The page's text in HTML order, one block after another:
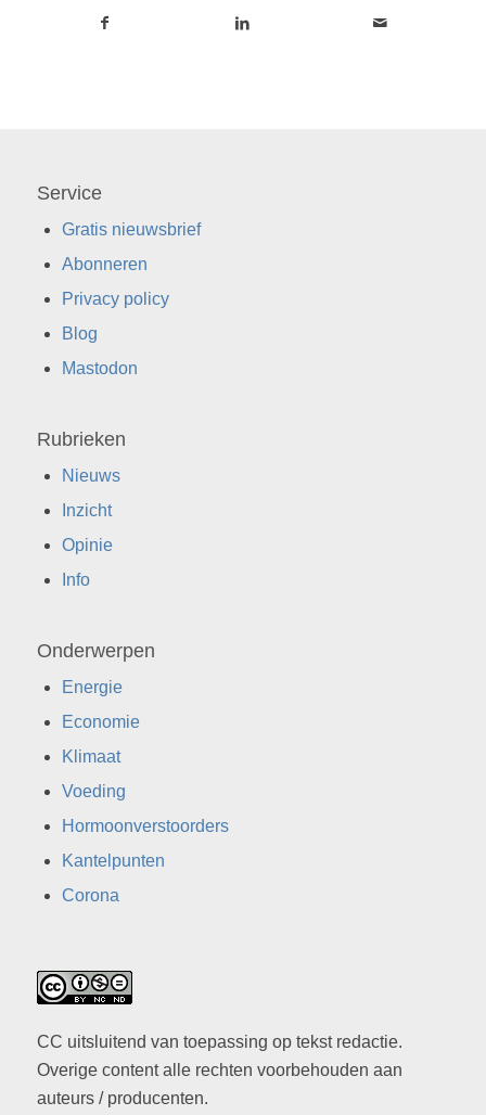
Service
Gratis nieuwsbrief
Abonneren
Privacy policy
Blog
Mastodon
Rubrieken
Nieuws
Inzicht
Opinie
Info
Onderwerpen
Energie
Economie
Klimaat
Voeding
Hormoonverstoorders
Kantelpunten
Corona
CC uitsluitend van toepassing op tekst redactie.
Overige content alle rechten voorbehouden aan
auteurs / producenten.